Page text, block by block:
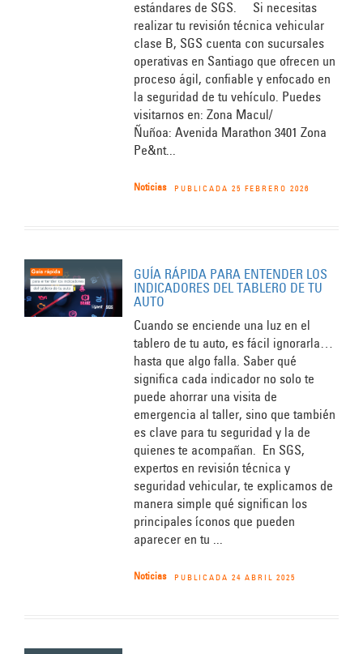
estándares de SGS. Si necesitas
realizar tu revisión técnica vehicular
clase B, SGS cuenta con sucursales
operativas en Santiago que ofrecen un
proceso ágil, confiable y enfocado en
la seguridad de tu vehículo. Puedes
visitarnos en: Zona Macul/
Ñuñoa: Avenida Marathon 3401 Zona
Pe&nt...
Noticias PUBLICADA 25 FEBRERO 2026
GUÍA RÁPIDA PARA ENTENDER LOS
INDICADORES DEL TABLERO DE TU
AUTO
Cuando se enciende una luz en el
tablero de tu auto, es fácil ignorarla…
hasta que algo falla. Saber qué
significa cada indicador no solo te
puede ahorrar una visita de
emergencia al taller, sino que también
es clave para tu seguridad y la de
quienes te acompañan. En SGS,
expertos en revisión técnica y
seguridad vehicular, te explicamos de
manera simple qué significan los
principales íconos que pueden
aparecer en tu ...
Noticias PUBLICADA 24 ABRIL 2025